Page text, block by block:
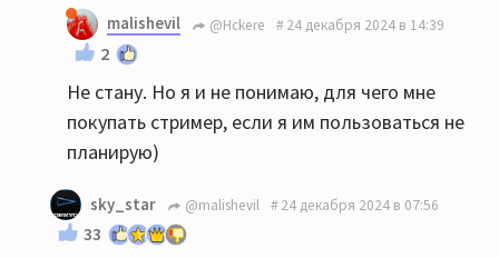
malishevil @Hckere 24 декабря 2024 в 14:39
2
Не стану. Но я и не понимаю, для чего мне
покупать стример, если я им пользоваться не
планирую)
sky_star @malishevil 24 декабря 2024 в 07:56
33